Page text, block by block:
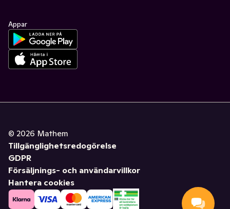
Appar
© 2026 Mathem
Tillgänglighetsredogörelse
GDPR
Försäljnings- och användarvillkor
Hantera cookies